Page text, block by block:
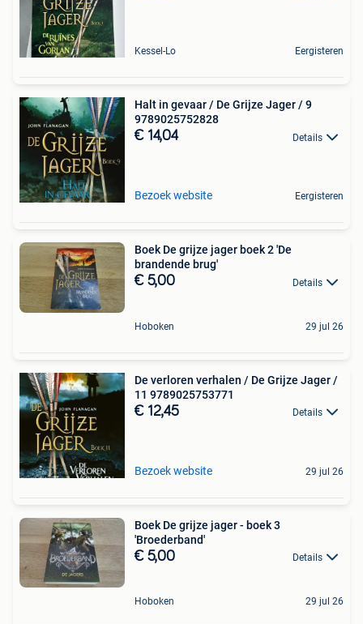
Kessel-Lo Eergisteren
Halt in gevaar / De Grijze Jager / 9
9789025752828
€ 14,04 Details
Bezoek website Eergisteren
Boek De grijze jager boek 2 'De
brandende brug'
€ 5,00 Details
Hoboken 29 jul 26
De verloren verhalen / De Grijze Jager /
11 9789025753771
€ 12,45 Details
Bezoek website 29 jul 26
Boek De grijze jager - boek 3
'Broederband'
€ 5,00 Details
Hoboken 29 jul 26